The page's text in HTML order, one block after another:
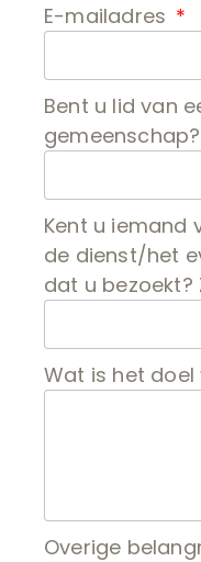
E-mailadres
Bent u lid van
Kent u iemand
de dienst/het
dat u bezoekt?
Wat is het doel
Overige